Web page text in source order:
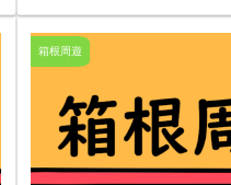
箱根周遊